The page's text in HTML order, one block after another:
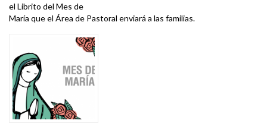
el Librito del Mes de
María que el Área de Pastoral enviará a las familias.